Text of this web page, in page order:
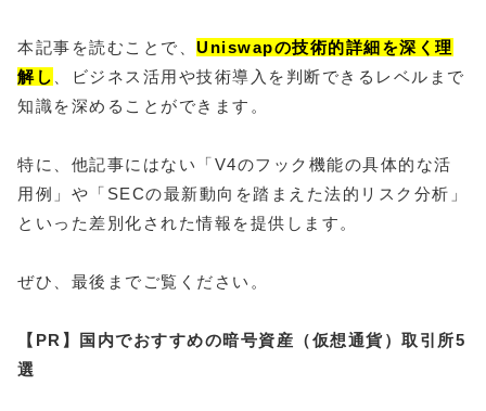
本記事を読むことで、 Uniswapの技術的詳細を深く理
解し
、ビジネス活用や技術導入を判断できるレベルまで
知識を深めることができます。
特に、他記事にはない「V4のフック機能の具体的な活
用例」や「SECの最新動向を踏まえた法的リスク分析」
といった差別化された情報を提供します。
ぜひ、最後までご覧ください。
【PR】国内でおすすめの暗号資産（仮想通貨）取引所5
選